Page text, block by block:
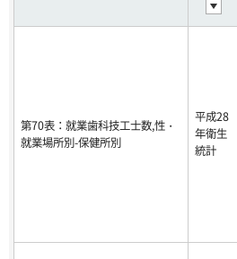
第70表：就業歯科技工士数,性・
就業場所別-保健所別
平成28
年衛生
統計